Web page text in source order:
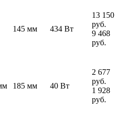
145 мм 434 Вт
13 150
руб.
9 468
руб.
185 мм 40 Вт
2 677
руб.
1 928
руб.